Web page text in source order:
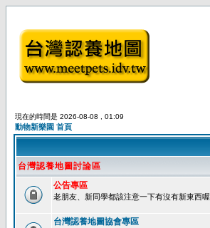
現在的時間是 2026-08-08 , 01:09
動物新樂園 首頁
台灣認養地圖討論區
公告專區
老朋友、新同學都該注意一下有沒有新東西喔
台灣認養地圖協會專區